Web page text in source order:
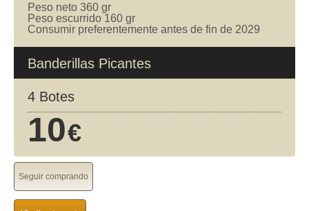
Peso neto 360 gr
Peso escurrido 160 gr
Consumir preferentemente antes de fin de 2029
Banderillas Picantes
4 Botes
10€
Seguir comprando